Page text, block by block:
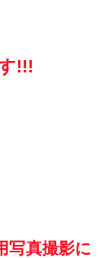
!!!
写真撮影に